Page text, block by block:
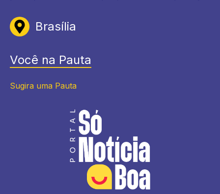
Brasília
Você na Pauta
Sugira uma Pauta